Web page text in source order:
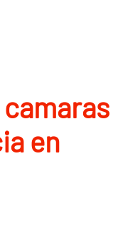
en